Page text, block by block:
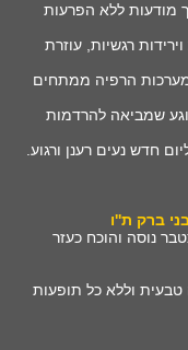
מודעות ללא הפרעות
רגשיות, עוזרת
הרפיה ממתחים
שמביאה להרדמות
חדש נעים רענן ורגוע.
ברק ת''ו
נוסה והוכח כעזר
טבעית וללא כל תופעות